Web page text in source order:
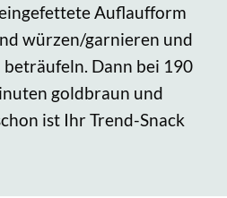
Auflaufform
würzen/garnieren und
Dann bei 190
goldbraun und
ist Ihr Trend-Snack